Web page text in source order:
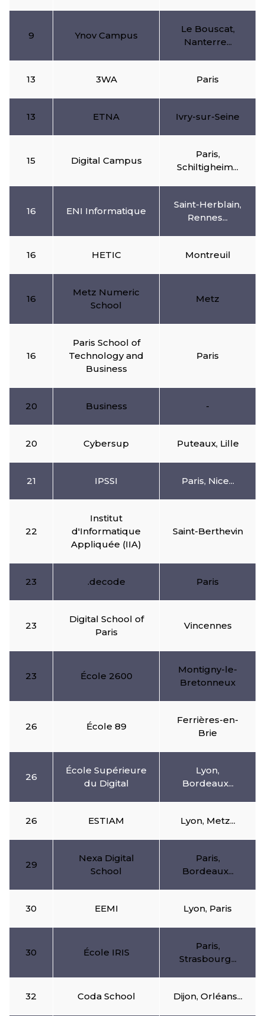
9 Ynov Campus
Le Bouscat,
Nanterre...
13 3WA Paris
13 ETNA Ivry-sur-Seine
15 Digital Campus
Paris,
Schiltigheim...
16 ENI Informatique
Saint-Herblain,
Rennes...
16 HETIC Montreuil
16
Metz Numeric
School
Metz
16
Paris School of
Technology and
Business
Paris
20 Business -
20 Cybersup Puteaux, Lille
21 IPSSI Paris, Nice...
22
Institut
d'Informatique
Appliquée (IIA)
Saint-Berthevin
23 .decode Paris
23
Digital School of
Paris
Vincennes
23 École 2600
Montigny-le-
Bretonneux
26 École 89
Ferrières-en-
Brie
26
École Supérieure
du Digital
Lyon,
Bordeaux...
26 ESTIAM Lyon, Metz...
29
Nexa Digital
School
Paris,
Bordeaux...
30 EEMI Lyon, Paris
30 École IRIS
Paris,
Strasbourg...
32 Coda School Dijon, Orléans...